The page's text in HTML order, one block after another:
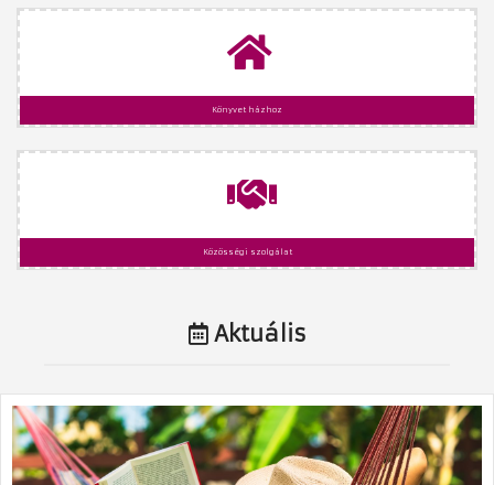
Könyvet házhoz
Közösségi szolgálat
Aktuális